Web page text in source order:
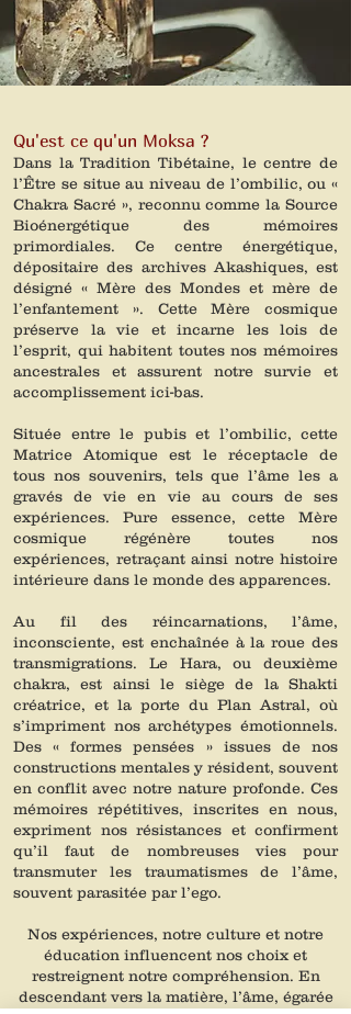
Qu'est ce qu'un Moksa ?
Dans la Tradition Tibétaine, le centre de
l’Être se situe au niveau de l’ombilic, ou «
Chakra Sacré », reconnu comme la Source
Bioénergétique des mémoires
primordiales. Ce centre énergétique,
dépositaire des archives Akashiques, est
désigné « Mère des Mondes et mère de
l’enfantement ». Cette Mère cosmique
préserve la vie et incarne les lois de
l’esprit, qui habitent toutes nos mémoires
ancestrales et assurent notre survie et
accomplissement ici-bas.
Située entre le pubis et l’ombilic, cette
Matrice Atomique est le réceptacle de
tous nos souvenirs, tels que l’âme les a
gravés de vie en vie au cours de ses
expériences. Pure essence, cette Mère
cosmique régénère toutes nos
expériences, retraçant ainsi notre histoire
intérieure dans le monde des apparences.
Au fil des réincarnations, l’âme,
inconsciente, est enchaînée à la roue des
transmigrations. Le Hara, ou deuxième
chakra, est ainsi le siège de la Shakti
créatrice, et la porte du Plan Astral, où
s’impriment nos archétypes émotionnels.
Des « formes pensées » issues de nos
constructions mentales y résident, souvent
en conflit avec notre nature profonde. Ces
mémoires répétitives, inscrites en nous,
expriment nos résistances et confirment
qu’il faut de nombreuses vies pour
transmuter les traumatismes de l’âme,
souvent parasitée par l’ego.
Nos expériences, notre culture et notre
éducation influencent nos choix et
restreignent notre compréhension. En
descendant vers la matière, l’âme, égarée